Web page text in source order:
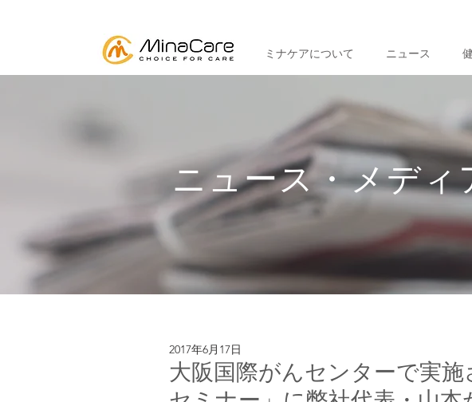
ミナケアについて ニュース
ニュース・メディ
大阪国際がんセンターで実
2017年6月17日